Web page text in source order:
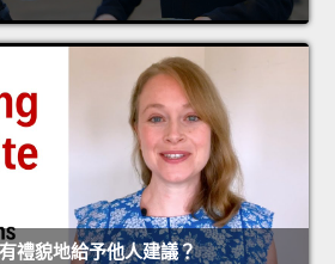
禮貌地給予他人建議？